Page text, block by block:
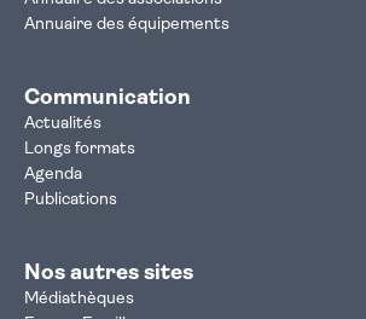
Annuaire des équipements
Communication
Actualités
Longs formats
Agenda
Publications
Nos autres sites
Médiathèques